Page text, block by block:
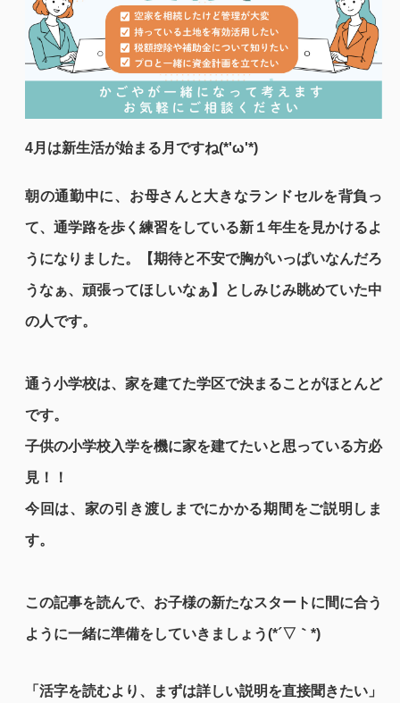
4月は新生活が始まる月ですね(*'ω'*)
朝の通勤中に、お母さんと大きなランドセルを背負っ
て、通学路を歩く練習をしている新１年生を見かけるよ
うになりました。【期待と不安で胸がいっぱいなんだろ
うなぁ、頑張ってほしいなぁ】としみじみ眺めていた中
の人です。
通う小学校は、家を建てた学区で決まることがほとんど
です。
子供の小学校入学を機に家を建てたいと思っている方必
見！！
今回は、家の引き渡しまでにかかる期間をご説明しま
す。
この記事を読んで、お子様の新たなスタートに間に合う
ように一緒に準備をしていきましょう(*´▽｀*)
「活字を読むより、まずは詳しい説明を直接聞きたい」